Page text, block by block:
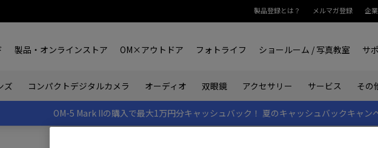
製品登録とは？ メルマガ登録 企
製品・オンラインストア OM×アウトドア フォトライフ ショールーム / 写真教室 サ
ズ コンパクトデジタルカメラ オーディオ 双眼鏡 アクセサリー サービス その
OM-5 Mark IIの購入で最大1万円分キャッシュバック！ 夏のキャッシュバックキャン